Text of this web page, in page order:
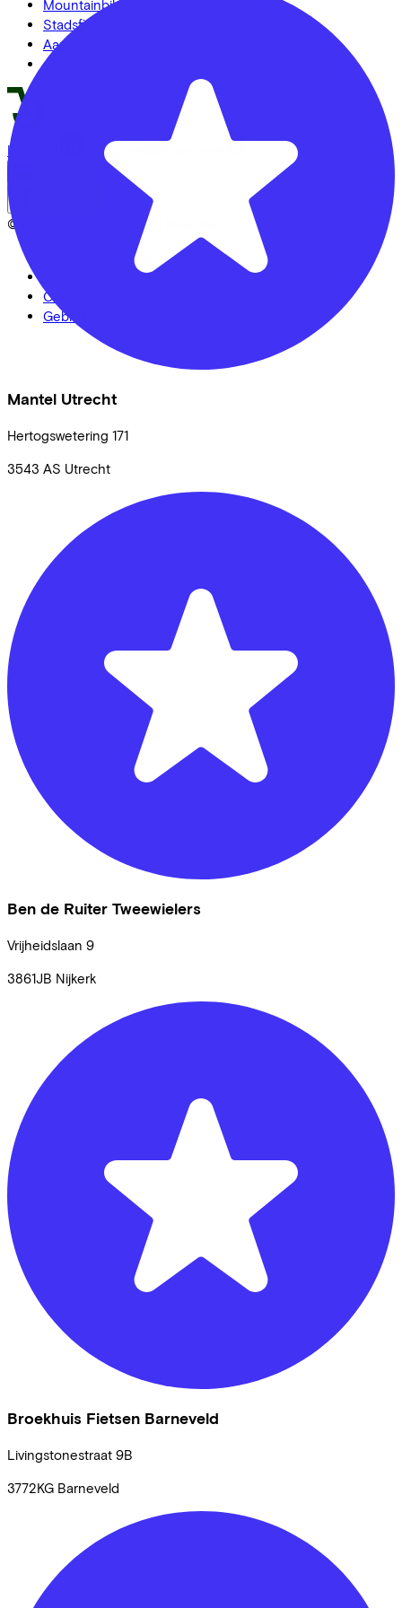
Mantel Utrecht
Hertogswetering 171
3543 AS Utrecht
Ben de Ruiter Tweewielers
Vrijheidslaan 9
3861JB Nijkerk
Broekhuis Fietsen Barneveld
Livingstonestraat 9B
3772KG Barneveld
Mountainbikes
Stadsfietsen
Aangepaste fietsen
Alle fietsen
LinkedIn Instagram
© Lease a Bike. All Rights Reserved.
Privacy statement
Cookie statement
Cookie instellingen
Gebruiksvoorwaarden